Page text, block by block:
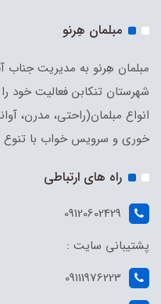
مبلمان هِرنو
شهرستان تنکابن فعالیت خود
انواع مبلمان(راحتی، مدرن،
خوری و سرویس خواب با تنوع
راه های ارتباطی
09120602429
پشتیبانی سایت :
09111976223